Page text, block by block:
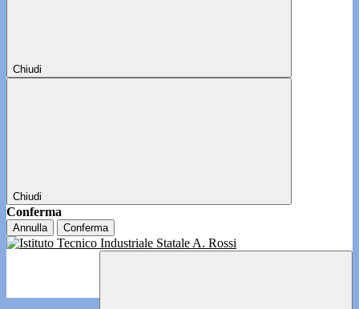
Chiudi
Chiudi
Conferma
Annulla Conferma